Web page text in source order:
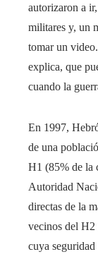
autorizaron a
militares y, un
tomar un
explica, que
cuando la
En 1997,
de una
H1 (85% de la
Autoridad
directas de la
vecinos del H2
cuya seguridad